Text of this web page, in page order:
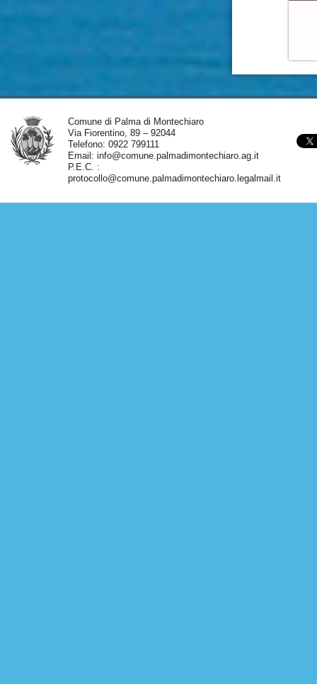
Comune di Palma di Montechiaro
Via Fiorentino, 89 – 92044
Telefono: 0922 799111
Email: info@comune.palmadimontechiaro.ag.it
P.E.C. :
protocollo@comune.palmadimontechiaro.legalmail.it